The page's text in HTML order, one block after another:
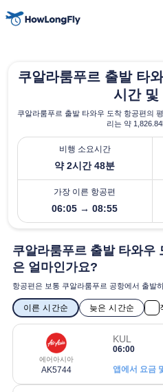
쿠알라룸푸르 출발 타
시간 및
쿠알라룸푸르 출발 타와우 도착 항공편의
리는 약
비행 소요시간
약 2시간 48분
가장 이른 항공편
06:05 → 08:55
쿠알라룸푸르 출발 타와우
은 얼마인가요?
항공편은 보통 쿠알라룸푸르 공항에서 출발
이른 시간순 늦은 시간순
에어아시아
AK5744
KUL
06:00
앱에서 요금